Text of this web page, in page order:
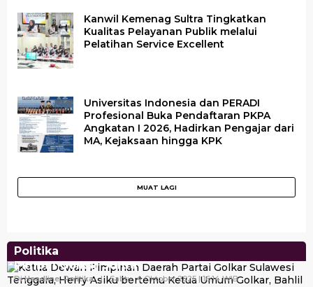
Kanwil Kemenag Sultra Tingkatkan
Kualitas Pelayanan Publik melalui
Pelatihan Service Excellent
Universitas Indonesia dan PERADI
Profesional Buka Pendaftaran PKPA
Angkatan I 2026, Hadirkan Pengajar dari
MA, Kejaksaan hingga KPK
Politika
Peroleh Restu Bahlil, Herry Asiku Siap Kembali
Pimpin Golkar Sultra
Di Headline, Politika | Sabtu, 4 Oktober 2025 | 16:14 WIB